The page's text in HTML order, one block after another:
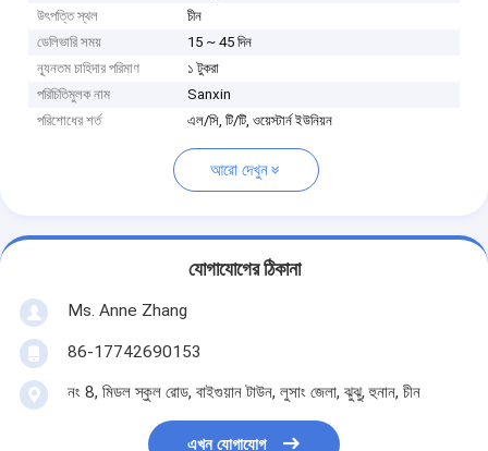
উৎপত্তি স্থল
চীন
ডেলিভারি সময়
15 ~ 45 দিন
ন্যূনতম চাহিদার পরিমাণ
১ টুকরা
পরিচিতিমুলক নাম
Sanxin
পরিশোধের শর্ত
এল/সি, টি/টি, ওয়েস্টার্ন ইউনিয়ন
আরো দেখুন
যোগাযোগের ঠিকানা
Ms. Anne Zhang
86-17742690153
নং 8, মিডল স্কুল রোড, বাইগুয়ান টাউন, লুসাং জেলা, ঝুঝু, হুনান, চীন
এখন যোগাযোগ